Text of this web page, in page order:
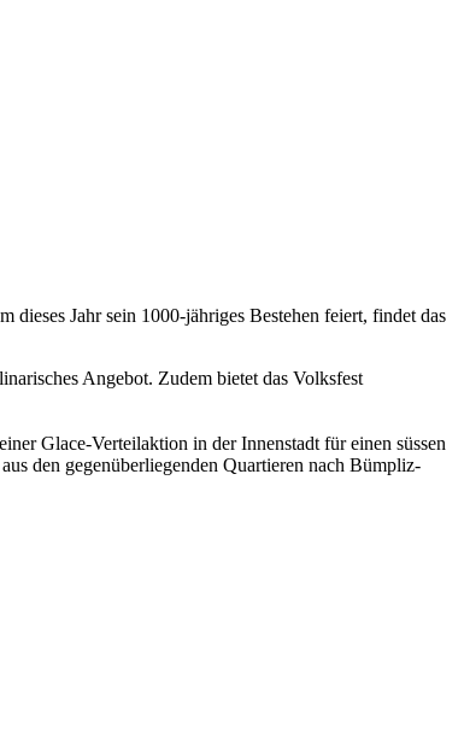
Jahr sein 1000-jähriges Bestehen feiert, findet das
Angebot. Zudem bietet das Volksfest
Glace-Verteilaktion in der Innenstadt für einen süssen
den gegenüberliegenden Quartieren nach Bümpliz-